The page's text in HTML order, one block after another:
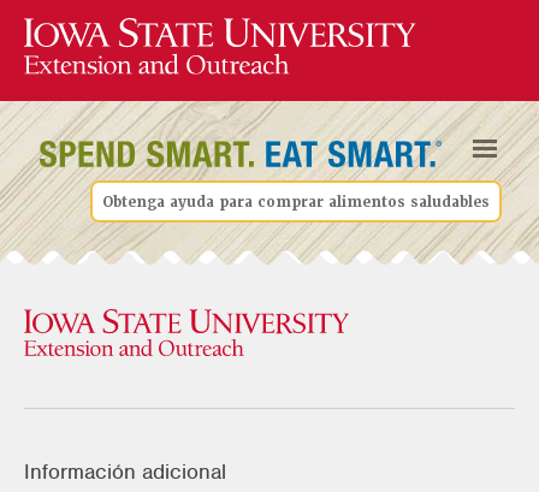
Obtenga ayuda para comprar alimentos saludables
Información adicional